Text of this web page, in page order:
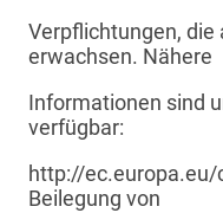
Verpflichtungen, die
erwachsen. Nähere
Informationen sind
verfügbar:
http://
Beilegung von